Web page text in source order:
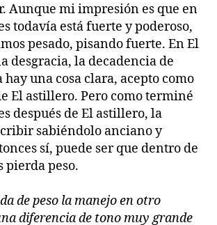
Aunque mi impresión es que en
todavía está fuerte y poderoso,
pesado, pisando fuerte. En El
desgracia, la decadencia de
una cosa clara, acepto como
El astillero. Pero como terminé
después de El astillero, la
sabiéndolo anciano y
sí, puede ser que dentro de
pierda peso.
de peso la manejo en otro
diferencia de tono muy grande